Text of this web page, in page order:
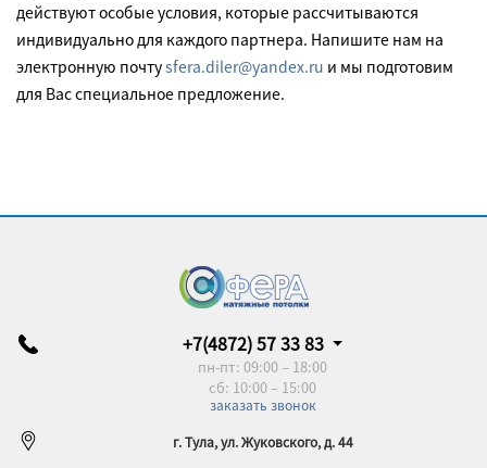
действуют особые условия, которые рассчитываются
индивидуально для каждого партнера. Напишите нам на
электронную почтуsfera.diler@yandex.ru и мы подготовим
для Вас специальное предложение.
+7(4872) 57 33 83
пн-пт: 09:00 – 18:00
сб: 10:00 – 15:00
заказать звонок
г. Тула, ул. Жуковского, д. 44